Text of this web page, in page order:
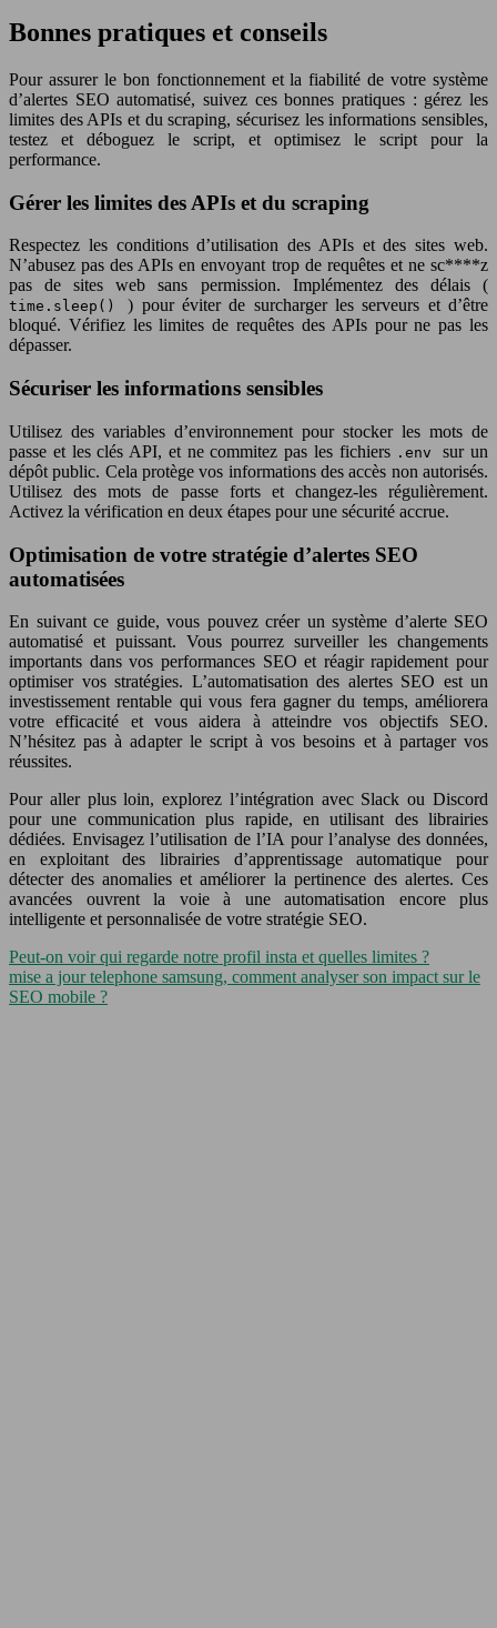
Bonnes pratiques et conseils
Pour assurer le bon fonctionnement et la fiabilité de votre système
d’alertes SEO automatisé, suivez ces bonnes pratiques : gérez les
limites des APIs et du scraping, sécurisez les informations sensibles,
testez et déboguez le script, et optimisez le script pour la
performance.
Gérer les limites des APIs et du scraping
Respectez les conditions d’utilisation des APIs et des sites web.
N’abusez pas des APIs en envoyant trop de requêtes et ne sc****z
pas de sites web sans permission. Implémentez des délais (
time.sleep() ) pour éviter de surcharger les serveurs et d’être
bloqué. Vérifiez les limites de requêtes des APIs pour ne pas les
dépasser.
Sécuriser les informations sensibles
Utilisez des variables d’environnement pour stocker les mots de
passe et les clés API, et ne commitez pas les fichiers .envsur un
dépôt public. Cela protège vos informations des accès non autorisés.
Utilisez des mots de passe forts et changez-les régulièrement.
Activez la vérification en deux étapes pour une sécurité accrue.
Optimisation de votre stratégie d’alertes SEO
automatisées
En suivant ce guide, vous pouvez créer un système d’alerte SEO
automatisé et puissant. Vous pourrez surveiller les changements
importants dans vos performances SEO et réagir rapidement pour
optimiser vos stratégies. L’automatisation des alertes SEO est un
investissement rentable qui vous fera gagner du temps, améliorera
votre efficacité et vous aidera à atteindre vos objectifs SEO.
N’hésitez pas à adapter le script à vos besoins et à partager vos
réussites.
Pour aller plus loin, explorez l’intégration avec Slack ou Discord
pour une communication plus rapide, en utilisant des librairies
dédiées. Envisagez l’utilisation de l’IA pour l’analyse des données,
en exploitant des librairies d’apprentissage automatique pour
détecter des anomalies et améliorer la pertinence des alertes. Ces
avancées ouvrent la voie à une automatisation encore plus
intelligente et personnalisée de votre stratégie SEO.
Peut-on voir qui regarde notre profil insta et quelles limites ?
mise a jour telephone samsung, comment analyser son impact sur le
SEO mobile ?